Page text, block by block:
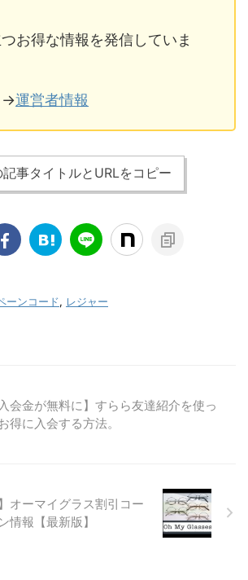
お得な情報を発信していま
→運営者情報
記事タイトルとURLをコピー
ーンコード, レジャー
入会金が無料に】すらら友達紹介を使っ
得に入会する方法。
オーマイグラス割引コー
情報【最新版】